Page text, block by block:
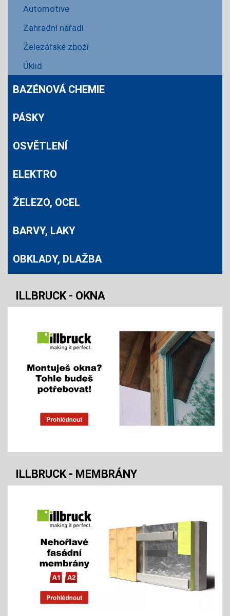
Automotive
Zahradní nářadí
Železářské zboží
Úklid
BAZÉNOVÁ CHEMIE
PÁSKY
OSVĚTLENÍ
ELEKTRO
ŽELEZO, OCEL
BARVY, LAKY
OBKLADY, DLAŽBA
ILLBRUCK - OKNA
ILLBRUCK - MEMBRÁNY